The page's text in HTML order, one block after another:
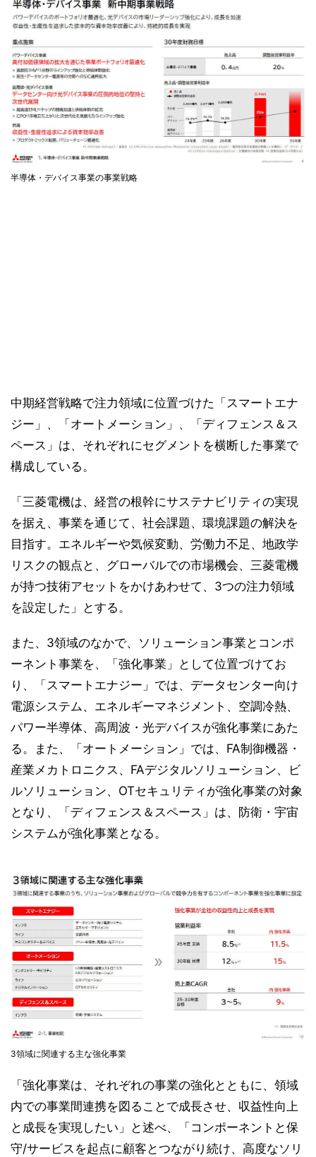
半導体・デバイス事業の事業戦略
中期経営戦略で注力領域に位置づけた「スマートエナ
ジー」、「オートメーション」、「ディフェンス＆ス
ペース」は、それぞれにセグメントを横断した事業で
構成している。
「三菱電機は、経営の根幹にサステナビリティの実現
を据え、事業を通じて、社会課題、環境課題の解決を
目指す。エネルギーや気候変動、労働力不足、地政学
リスクの観点と、グローバルでの市場機会、三菱電機
が持つ技術アセットをかけあわせて、3つの注力領域
を設定した」とする。
また、3領域のなかで、ソリューション事業とコンポ
ーネント事業を、「強化事業」として位置づけてお
り、「スマートエナジー」では、データセンター向け
電源システム、エネルギーマネジメント、空調冷熱、
パワー半導体、高周波・光デバイスが強化事業にあた
る。また、「オートメーション」では、FA制御機器・
産業メカトロニクス、FAデジタルソリューション、ビ
ルソリューション、OTセキュリティが強化事業の対象
となり、「ディフェンス＆スペース」は、防衛・宇宙
システムが強化事業となる。
3領域に関連する主な強化事業
「強化事業は、それぞれの事業の強化とともに、領域
内での事業間連携を図ることで成長させ、収益性向上
と成長を実現したい」と述べ、「コンポーネントと保
守/サービスを起点に顧客とつながり続け、高度なソリ